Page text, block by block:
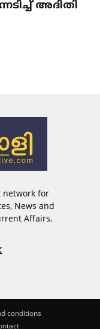
അദിതി
network for
News and
Affairs,
conditions